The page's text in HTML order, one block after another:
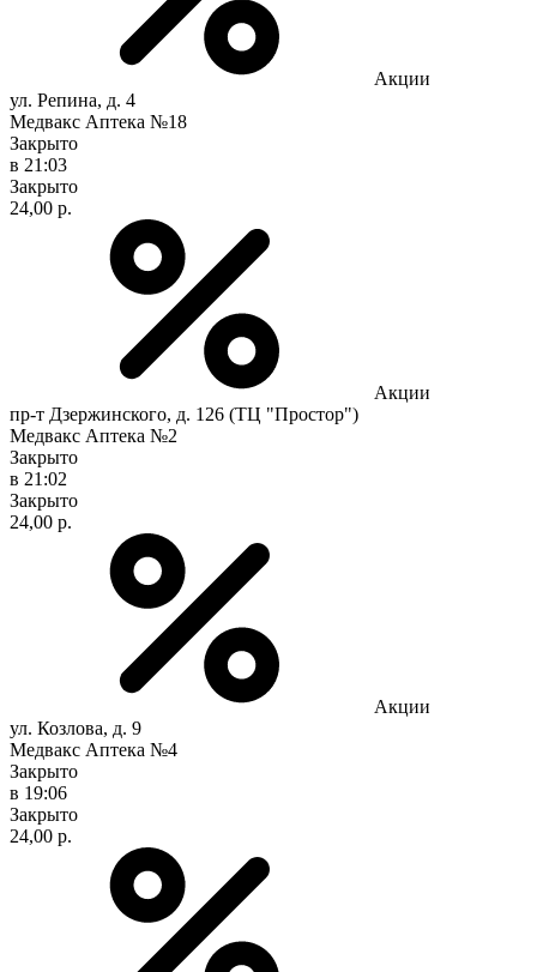
Акции
ул. Репина, д. 4
Медвакс Аптека №18
Закрыто
в 21:03
Закрыто
24,00 р.
Акции
пр-т Дзержинского, д. 126 (ТЦ "Простор")
Медвакс Аптека №2
Закрыто
в 21:02
Закрыто
24,00 р.
Акции
ул. Козлова, д. 9
Медвакс Аптека №4
Закрыто
в 19:06
Закрыто
24,00 р.